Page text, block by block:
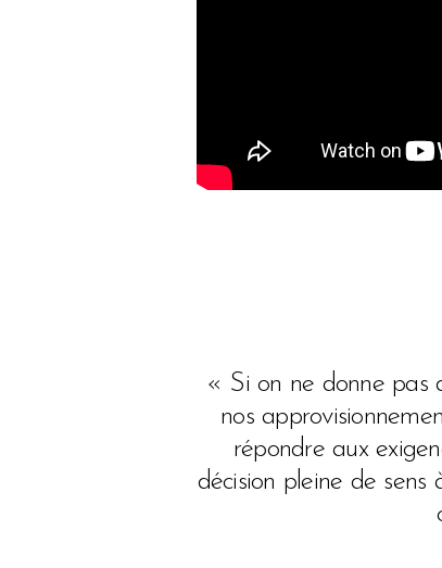
« Si on ne donne pas
nos
répondre aux
décision pleine de sens